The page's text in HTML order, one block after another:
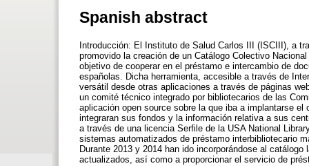
Spanish abstract
Introducción: El Instituto de Salud Carlos III (ISCIII), a
promovido la creación de un Catálogo Colectivo
objetivo de cooperar en el préstamo e intercambio de
españolas. Dicha herramienta, accesible a través de
versátil desde otras aplicaciones a través de páginas
un comité técnico integrado por bibliotecarios de las
aplicación open source sobre la que iba a implantarse
integraran sus fondos y la información relativa a sus
a través de una licencia Serfile de la USA National
sistemas automatizados de préstamo interbibliotecario
Durante 2013 y 2014 han ido incorporándose al
actualizados, así como a proporcionar el servicio de